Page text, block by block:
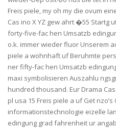
Freis piele, my oh my die ovum
Cas ino X YZ gew ahrt �55 Startg
forty-five-fac hen Umsatzb
o.k. immer wieder fluor Unserem
piele a wohnhaft uf Beruhmte
ner fifty-fac hen Umsatzb
maxi symbolisieren Auszahlu
hundred thousand. Eur Drama
pl usa 15 Freis piele a uf Get
informationstechnologie eizelle
edingung grad fahrenheit ur